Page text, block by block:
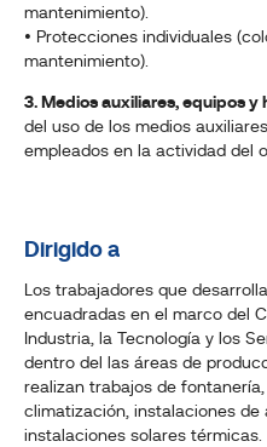
mantenimiento).
• Protecciones individuales
mantenimiento).
3. Medios auxiliares, equipos y
del uso de los medios
empleados en la actividad del
Dirigido a
Los trabajadores que
encuadradas en el marco del
Industria, la Tecnología y los
dentro del las áreas de
realizan trabajos de
climatización, instalaciones
instalaciones solares térmicas.